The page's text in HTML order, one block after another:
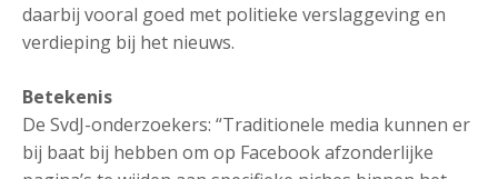
daarbij vooral goed met politieke verslaggeving en
verdieping bij het nieuws.
Betekenis
De SvdJ-onderzoekers: “Traditionele media kunnen er
bij baat bij hebben om op Facebook afzonderlijke